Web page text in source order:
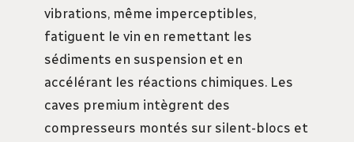
vibrations, même imperceptibles,
fatiguent le vin en remettant les
sédiments en suspension et en
accélérant les réactions chimiques. Les
caves premium intègrent des
compresseurs montés sur silent-blocs et